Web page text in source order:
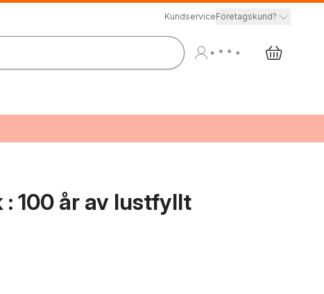
KundserviceFöretagskund?
100 år av lustfyllt